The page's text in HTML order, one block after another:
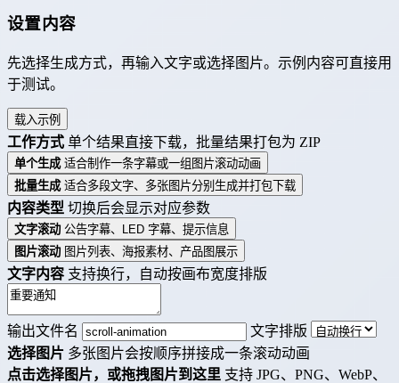
设置内容
先选择生成方式，再输入文字或选择图片。示例内容可直接用
于测试。
载入示例
工作方式 单个结果直接下载，批量结果打包为 ZIP
单个生成 适合制作一条字幕或一组图片滚动动画
批量生成 适合多段文字、多张图片分别生成并打包下载
内容类型 切换后会显示对应参数
文字滚动 公告字幕、LED 字幕、提示信息
图片滚动 图片列表、海报素材、产品图展示
文字内容 支持换行，自动按画布宽度排版
输出文件名
文字排版
选择图片 多张图片会按顺序拼接成一条滚动动画
点击选择图片，或拖拽图片到这里 支持 JPG、PNG、WebP、